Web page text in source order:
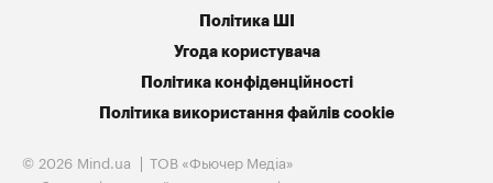
Політика ШІ
Угода користувача
Політика конфіденційності
Політика використання файлів cookie
© 2026 Mind.ua
ТОВ «Фьючер Медiа»